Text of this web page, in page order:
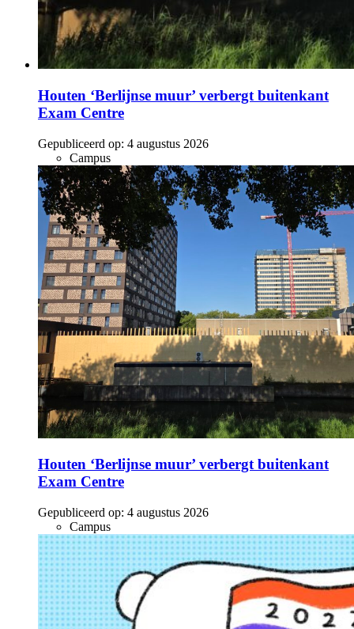
Houten ‘Berlijnse muur’ verbergt buitenkant
Exam Centre
Gepubliceerd op: 4 augustus 2026
Campus
Houten ‘Berlijnse muur’ verbergt buitenkant
Exam Centre
Gepubliceerd op: 4 augustus 2026
Campus